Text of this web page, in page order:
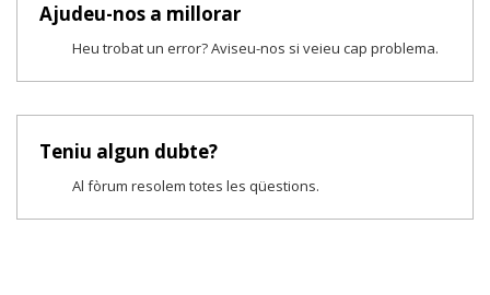
Ajudeu-nos a millorar
Heu trobat un error? Aviseu-nos si veieu cap problema.
Teniu algun dubte?
Al fòrum resolem totes les qüestions.